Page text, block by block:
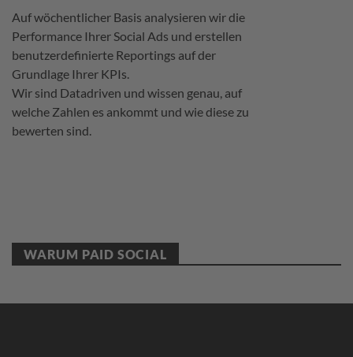
Auf wöchentlicher Basis analysieren wir die
Performance Ihrer Social Ads und erstellen
benutzerdefinierte Reportings auf der
Grundlage Ihrer KPIs.
Wir sind Datadriven und wissen genau, auf
welche Zahlen es ankommt und wie diese zu
bewerten sind.
WARUM PAID SOCIAL